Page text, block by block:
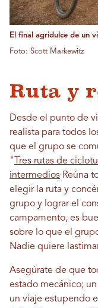
El final agridulce de un
Foto: Scott Markewitz
Ruta y
Desde el punto de
realista para todos
que el grupo se
" Tres rutas de
intermedios Reúna
elegir la ruta y
grupo y lograr el
campamento, es
sobre lo que el
Nadie quiere
Asegúrate de que
estado mecánico;
un viaje estupendo